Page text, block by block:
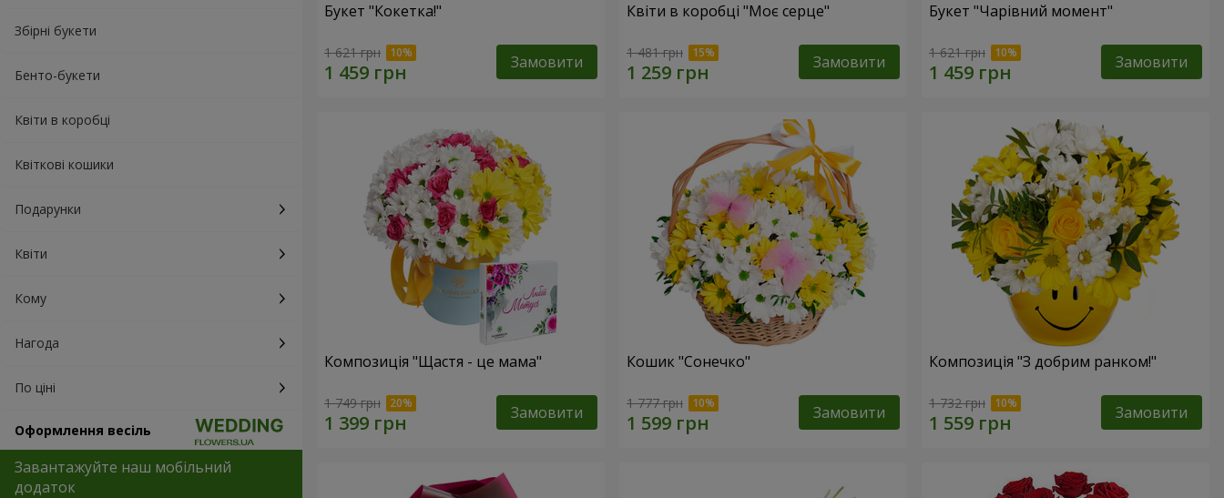
Збірні букети
Бенто-букети
Квіти в коробці
Квіткові кошики
Подарунки
Квіти
Кому
Нагода
По ціні
Оформлення весіль
Завантажуйте наш мобільний
додаток
Букет "Кокетка!"
1 621 грн Замовити
Квіти в коробці "Моє серце"
1 481 грн Замовити
Букет "Чарівний момент"
1 621 грн Замовити
Композиція "Щастя - це мама"
1 749 грн Замовити
Кошик "Сонечко"
1 777 грн Замовити
Композиція "З добрим ранком!"
1 732 грн Замовити